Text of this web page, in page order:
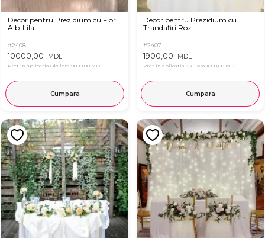
Decor pentru Prezidium cu Flori
Alb-Lila
#2408
10000,00 MDL
Pret in aplicatia OkFlora 9800,00 MDL
Cumpara
Decor pentru Prezidium cu
Trandafiri Roz
#2407
1900,00 MDL
Pret in aplicatia OkFlora 1800,00 MDL
Cumpara